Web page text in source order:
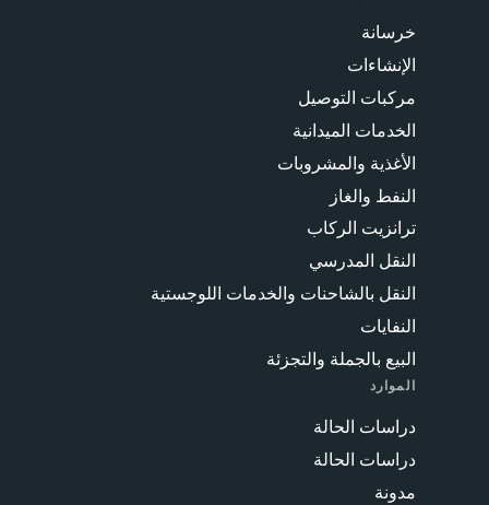
خرسانة
الإنشاءات
مركبات التوصيل
الخدمات الميدانية
الأغذية والمشروبات
النفط والغاز
ترانزيت الركاب
النقل المدرسي
النقل بالشاحنات والخدمات اللوجستية
النفايات
البيع بالجملة والتجزئة
الموارد
دراسات الحالة
دراسات الحالة
مدونة